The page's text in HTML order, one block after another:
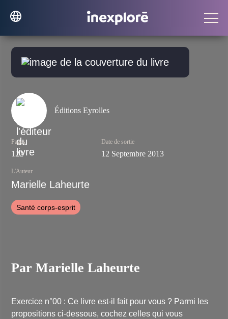
Éditions Eyrolles
Pages
122
Date de sortie
12 Septembre 2013
L'Auteur
Marielle Laheurte
Santé corps-esprit
Par Marielle Laheurte
Exercice n°00 : Ce livre est-il fait pour vous ? Parmi les
propositions ci-dessous, cochez celles qui vous